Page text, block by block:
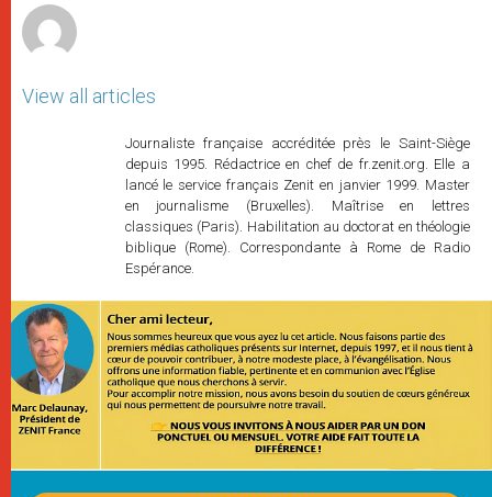
View all articles
Journaliste française accréditée près le Saint-Siège
depuis 1995. Rédactrice en chef de fr.zenit.org. Elle a
lancé le service français Zenit en janvier 1999. Master
en journalisme (Bruxelles). Maîtrise en lettres
classiques (Paris). Habilitation au doctorat en théologie
biblique (Rome). Correspondante à Rome de Radio
Espérance.